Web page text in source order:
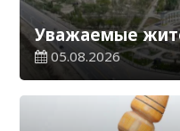
Уважаемые
05.08.2026